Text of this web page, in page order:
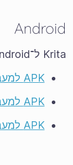
Android
Krita ל־Android היא עדיין בגדר
APK למעבד 64 סיביות מבית אינטל
APK למעבד Arm של 64 סיביות
APK למעבד Arm של 32 סיביות